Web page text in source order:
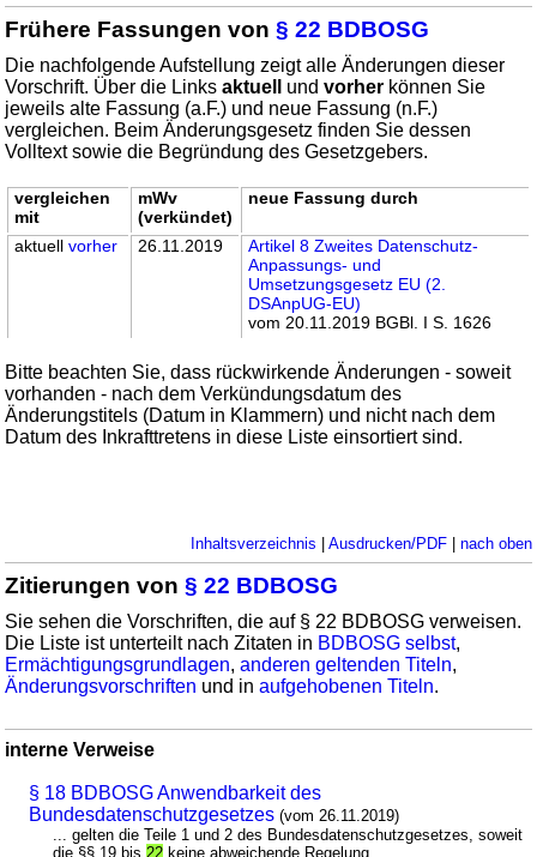
Frühere Fassungen von§ 22 BDBOSG
Die nachfolgende Aufstellung zeigt alle Änderungen dieser
Vorschrift. Über die Linksaktuell undvorher können Sie
jeweils alte Fassung (a.F.) und neue Fassung (n.F.)
vergleichen. Beim Änderungsgesetz finden Sie dessen
Volltext sowie die Begründung des Gesetzgebers.
vergleichen
mit
mWv
(verkündet)
neue Fassung durch
aktuellvorher 26.11.2019
Artikel 8 Zweites Datenschutz-
Anpassungs- und
Umsetzungsgesetz EU (2.
DSAnpUG-EU)
vom 20.11.2019 BGBl. I S. 1626
Bitte beachten Sie, dass rückwirkende Änderungen - soweit
vorhanden - nach dem Verkündungsdatum des
Änderungstitels (Datum in Klammern) und nicht nach dem
Datum des Inkrafttretens in diese Liste einsortiert sind.
Inhaltsverzeichnis Ausdrucken/PDF| nach oben
Zitierungen von§ 22 BDBOSG
Sie sehen die Vorschriften, die auf § 22 BDBOSG verweisen.
Die Liste ist unterteilt nach Zitaten in BDBOSG selbst,
Ermächtigungsgrundlagen,anderen geltenden Titeln,
Änderungsvorschriften und inaufgehobenen Titeln.
interne Verweise
§ 18 BDBOSG Anwendbarkeit des
Bundesdatenschutzgesetzes (vom 26.11.2019)
... gelten die Teile 1 und 2 des Bundesdatenschutzgesetzes, soweit
die §§ 19 bis 22 keine abweichende Regelung ...